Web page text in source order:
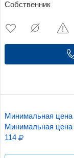
Собственник
Минимальная
Минимальная цена
114